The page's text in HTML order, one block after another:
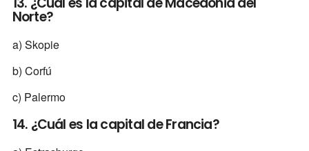
Norte?
a) Skopie
b) Corfú
c) Palermo
14. ¿Cuál es la capital de Francia?